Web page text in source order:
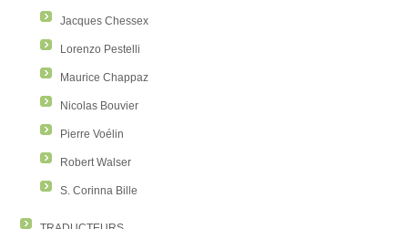
Jacques Chessex
Lorenzo Pestelli
Maurice Chappaz
Nicolas Bouvier
Pierre Voélin
Robert Walser
S. Corinna Bille